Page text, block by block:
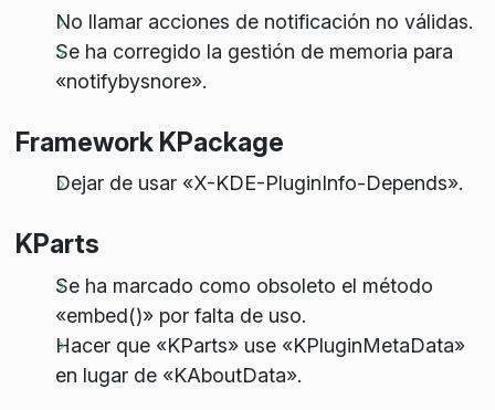
No llamar acciones de notificación no válidas.
Se ha corregido la gestión de memoria para
«notifybysnore».
Framework KPackage
Dejar de usar «X-KDE-PluginInfo-Depends».
KParts
Se ha marcado como obsoleto el método
«embed()» por falta de uso.
Hacer que «KParts» use «KPluginMetaData»
en lugar de «KAboutData».